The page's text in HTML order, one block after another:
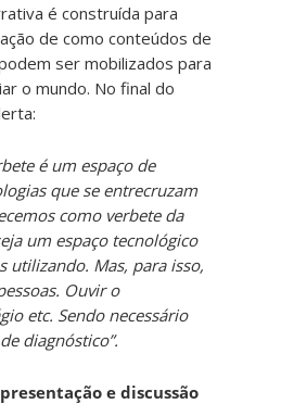
é construída para
de como conteúdos de
ser mobilizados para
o mundo. No final do
é um espaço de
que se entrecruzam
como verbete da
um espaço tecnológico
utilizando. Mas, para isso,
Ouvir o
etc. Sendo necessário
diagnóstico”.
e discussão